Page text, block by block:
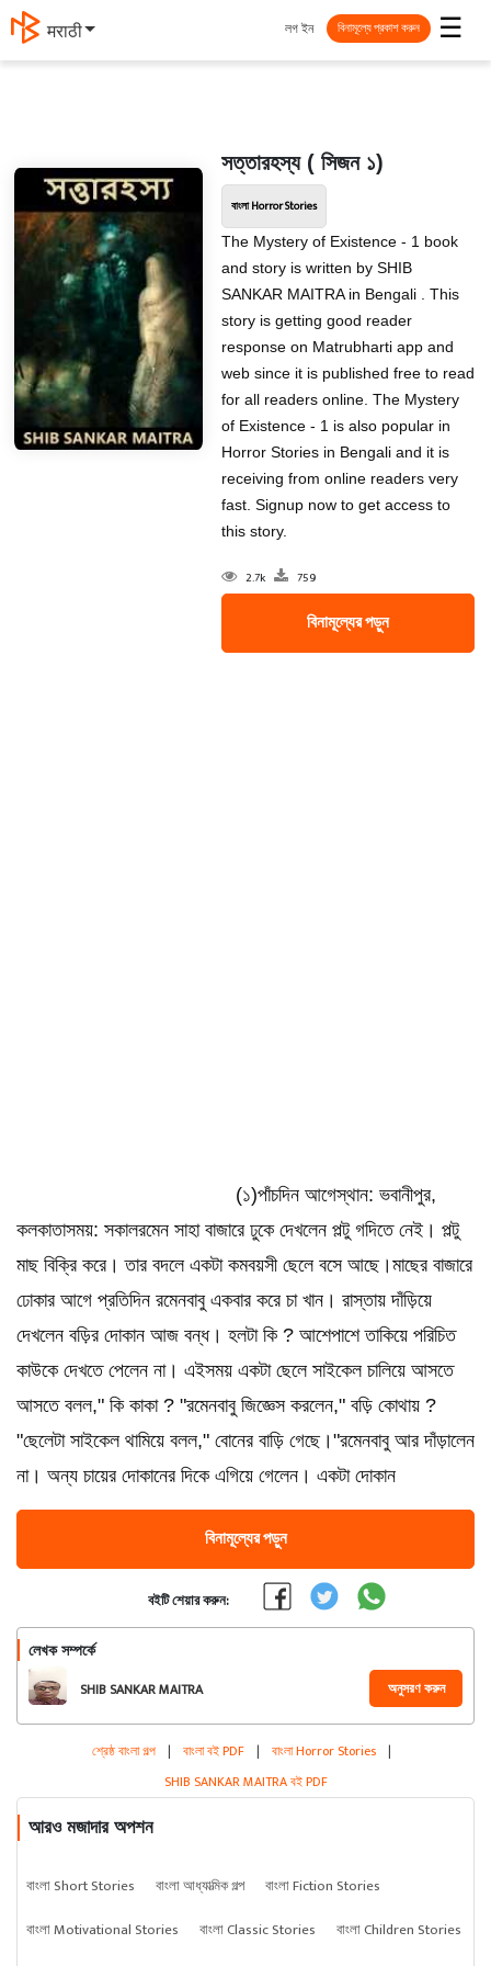
मराठी ☰
লগ ইন বিনামূল্যে প্রকাশ করুন
সত্তারহস্য ( সিজন ১)
বাংলা Horror Stories
The Mystery of Existence - 1 book
and story is written by SHIB
SANKAR MAITRA in Bengali . This
story is getting good reader
response on Matrubharti app and
web since it is published free to read
for all readers online. The Mystery
of Existence - 1 is also popular in
Horror Stories in Bengali and it is
receiving from online readers very
fast. Signup now to get access to
this story.
2.7k 759
বিনামূল্যের পড়ুন
(১)পাঁচদিন আগেস্থান: ভবানীপুর,
কলকাতাসময়: সকালরমেন সাহা বাজারে ঢুকে দেখলেন পল্টু গদিতে নেই। পল্টু
মাছ বিক্রি করে। তার বদলে একটা কমবয়সী ছেলে বসে আছে।মাছের বাজারে
ঢোকার আগে প্রতিদিন রমেনবাবু একবার করে চা খান। রাস্তায় দাঁড়িয়ে
দেখলেন বড়ির দোকান আজ বন্ধ। হলটা কি ? আশেপাশে তাকিয়ে পরিচিত
কাউকে দেখতে পেলেন না। এইসময় একটা ছেলে সাইকেল চালিয়ে আসতে
আসতে বলল," কি কাকা ? "রমেনবাবু জিজ্ঞেস করলেন," বড়ি কোথায় ?
"ছেলেটা সাইকেল থামিয়ে বলল," বোনের বাড়ি গেছে।"রমেনবাবু আর দাঁড়ালেন
না। অন্য চায়ের দোকানের দিকে এগিয়ে গেলেন। একটা দোকান
বিনামূল্যের পড়ুন
বইটি শেয়ার করুন:
লেখক সম্পর্কে
SHIB SANKAR MAITRA অনুসরণ করুন
শ্রেষ্ঠ বাংলা গল্প | বাংলা বই PDF | বাংলা Horror Stories |
SHIB SANKAR MAITRA বই PDF
আরও মজাদার অপশন
বাংলা Short Stories বাংলা আধ্যাত্মিক গল্প
বাংলা Fiction Stories
বাংলা Motivational Stories
বাংলা Classic Stories
বাংলা Children Stories